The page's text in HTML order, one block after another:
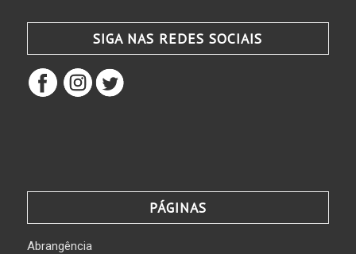
SIGA NAS REDES SOCIAIS
PÁGINAS
Abrangência